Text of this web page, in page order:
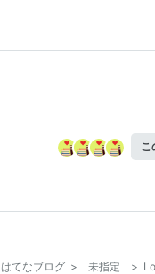
こ
はてなブログ > 未指定 >